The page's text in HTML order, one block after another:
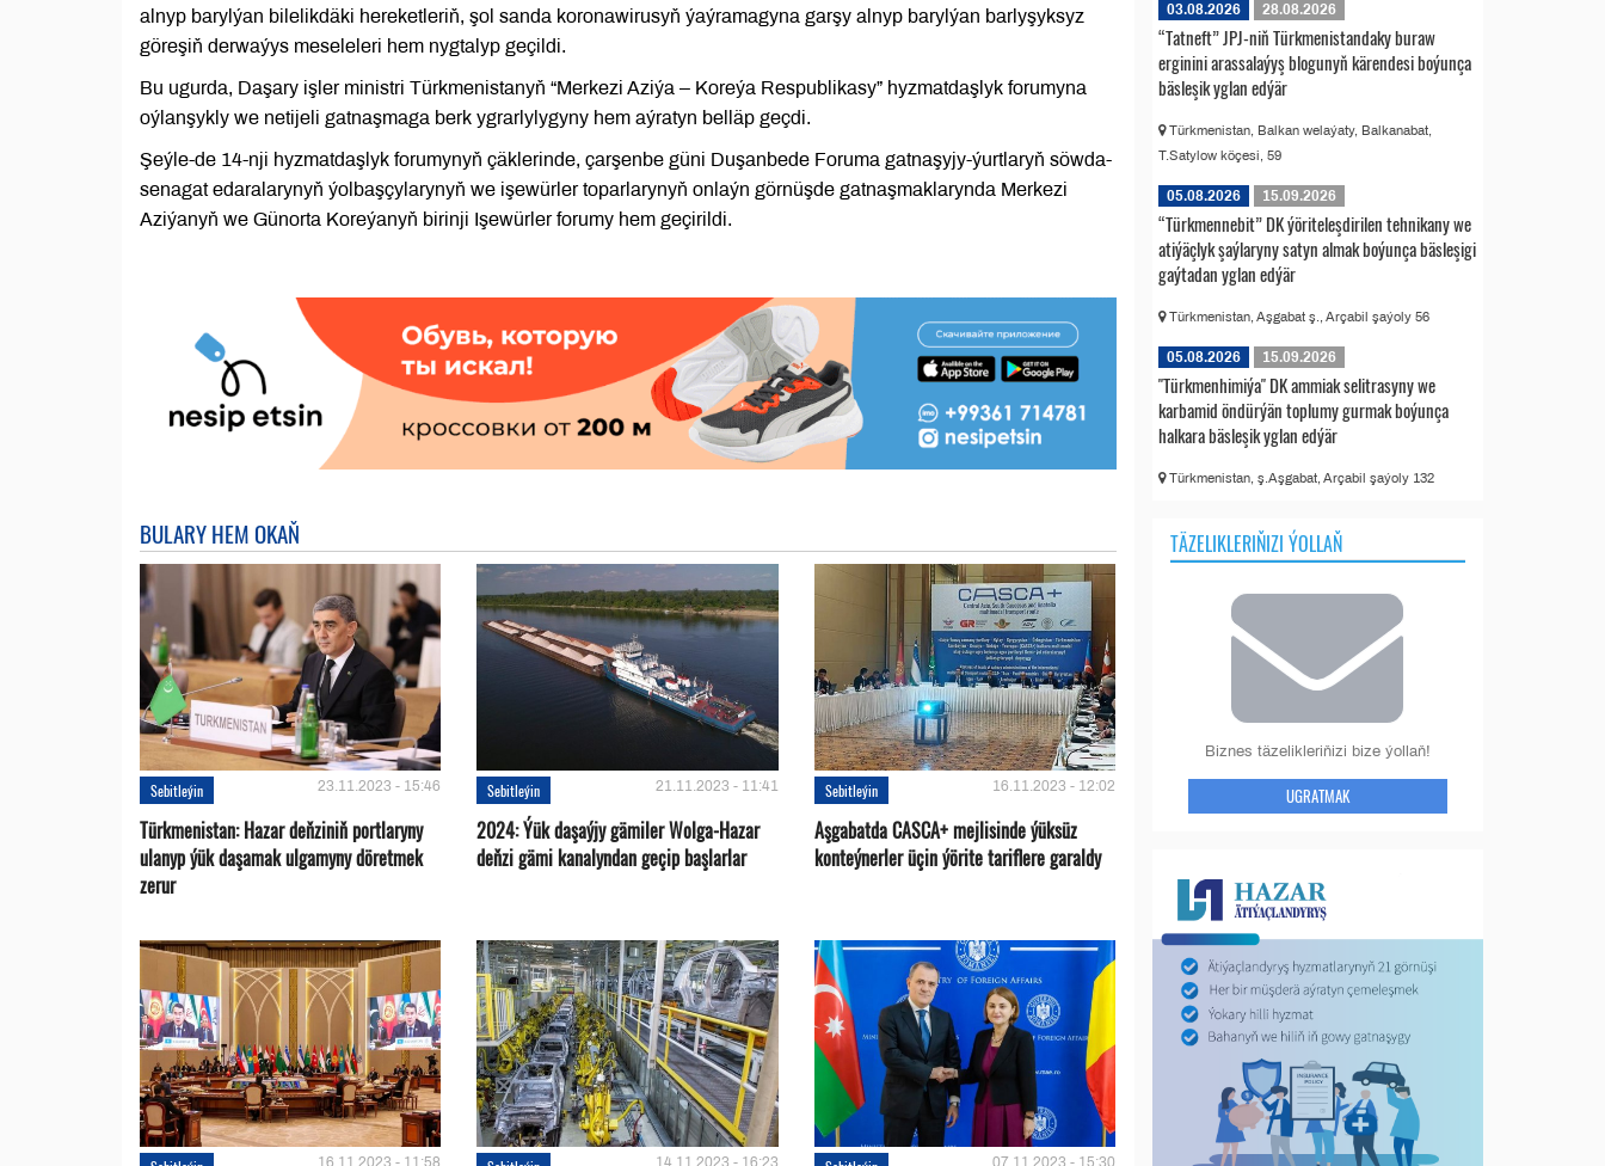
alnyp barylýan bilelikdäki hereketleriň, şol sanda koronawirusyň ýaýramagyna garşy alnyp barylýan barlyşyksyz
göreşiň derwaýys meseleleri hem nygtalyp geçildi.
Bu ugurda, Daşary işler ministri Türkmenistanyň “Merkezi Aziýa – Koreýa Respublikasy” hyzmatdaşlyk forumyna
oýlanşykly we netijeli gatnaşmaga berk ygrarlylygyny hem aýratyn belläp geçdi.
Şeýle-de 14-nji hyzmatdaşlyk forumynyň çäklerinde, çarşenbe güni Duşanbede Foruma gatnaşyjy-ýurtlaryň söwda-
senagat edaralarynyň ýolbaşçylarynyň we işewürler toparlarynyň onlaýn görnüşde gatnaşmaklarynda Merkezi
Aziýanyň we Günorta Koreýanyň birinji Işewürler forumy hem geçirildi.
BULARY HEM OKAŇ
Sebitleýin 23.11.2023 - 15:46
Türkmenistan: Hazar deňziniň portlaryny
ulanyp ýük daşamak ulgamyny döretmek
zerur
Sebitleýin 21.11.2023 - 11:41
2024: Ýük daşaýjy gämiler Wolga-Hazar
deňzi gämi kanalyndan geçip başlarlar
Sebitleýin 16.11.2023 - 12:02
Aşgabatda CASCA+ mejlisinde ýüksüz
konteýnerler üçin ýörite tariflere garaldy
03.08.2026 28.08.2026
“Tatneft” JPJ-niň Türkmenistandaky buraw
erginini arassalaýyş blogunyň kärendesi boýunça
bäsleşik yglan edýär
Türkmenistan, Balkan welaýaty, Balkanabat,
T.Satylow köçesi, 59
05.08.2026 15.09.2026
“Türkmennebit” DK ýöriteleşdirilen tehnikany we
atiýäçlyk şaýlaryny satyn almak boýunça bäsleşigi
gaýtadan yglan edýär
Türkmenistan, Aşgabat ş., Arçabil şaýoly 56
05.08.2026 15.09.2026
"Türkmenhimiýa" DK ammiak selitrasyny we
karbamid öndürýän toplumy gurmak boýunça
halkara bäsleşik yglan edýär
Türkmenistan, ş.Aşgabat, Arçabil şaýoly 132
TÄZELIKLERIŇIZI ÝOLLAŇ
Biznes täzelikleriňizi bize ýollaň!
UGRATMAK